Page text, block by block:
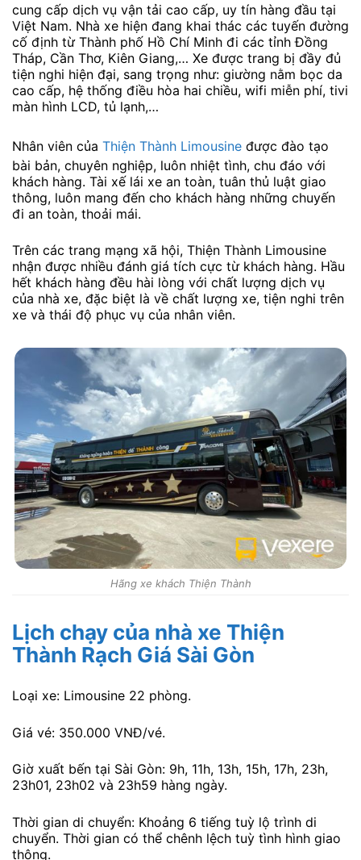
cung cấp dịch vụ vận tải cao cấp, uy tín hàng đầu tại
Việt Nam. Nhà xe hiện đang khai thác các tuyến đường
cố định từ Thành phố Hồ Chí Minh đi các tỉnh Đồng
Tháp, Cần Thơ, Kiên Giang,… Xe được trang bị đầy đủ
tiện nghi hiện đại, sang trọng như: giường nằm bọc da
cao cấp, hệ thống điều hòa hai chiều, wifi miễn phí, tivi
màn hình LCD, tủ lạnh,…
Nhân viên của Thiện Thành Limousine được đào tạo
bài bản, chuyên nghiệp, luôn nhiệt tình, chu đáo với
khách hàng. Tài xế lái xe an toàn, tuân thủ luật giao
thông, luôn mang đến cho khách hàng những chuyến
đi an toàn, thoải mái.
Trên các trang mạng xã hội, Thiện Thành Limousine
nhận được nhiều đánh giá tích cực từ khách hàng. Hầu
hết khách hàng đều hài lòng với chất lượng dịch vụ
của nhà xe, đặc biệt là về chất lượng xe, tiện nghi trên
xe và thái độ phục vụ của nhân viên.
Hãng xe khách Thiện Thành
Lịch chạy của nhà xe Thiện
Thành Rạch Giá Sài Gòn
Loại xe: Limousine 22 phòng.
Giá vé: 350.000 VNĐ/vé.
Giờ xuất bến tại Sài Gòn: 9h, 11h, 13h, 15h, 17h, 23h,
23h01, 23h02 và 23h59 hàng ngày.
Thời gian di chuyển: Khoảng 6 tiếng tuỳ lộ trình di
chuyển. Thời gian có thể chênh lệch tuỳ tình hình giao
thông.